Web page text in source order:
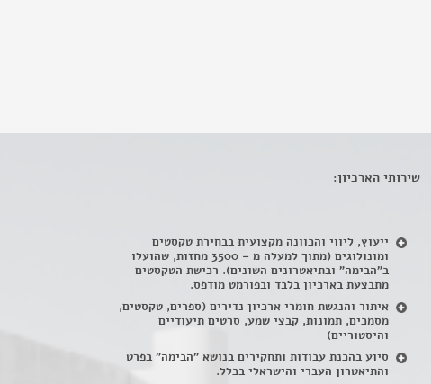
שירותי הארכיון:
ייעוץ, ליווי והכוונה מקצועית בבחירת טקסטים
ומונולוגים (מתוך למעלה מ – 3500 מחזות, שהועלו
ב"הבימה" ובתיאטרונים השונים). רכישת הטקסטים
מתבצעת בארכיון בלבד ובפורמט מודפס.
איתור והנגשת חומרי ארכיון נדירים (ספרים, טקסטים,
מסמכים, תמונות, קבצי שמע, סרטים תיעודיים
והיסטוריים)
סיוע בהכנת עבודות ותחקירים בנושא "הבימה" בפרט
והתיאטרון העברי והישראלי בכלל.